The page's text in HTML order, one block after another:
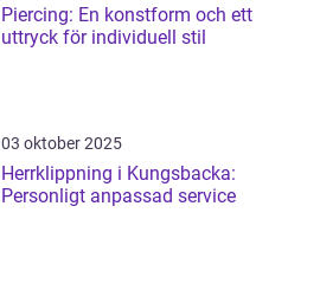
Piercing: En konstform och ett
uttryck för individuell stil
03 oktober 2025
Herrklippning i Kungsbacka:
Personligt anpassad service